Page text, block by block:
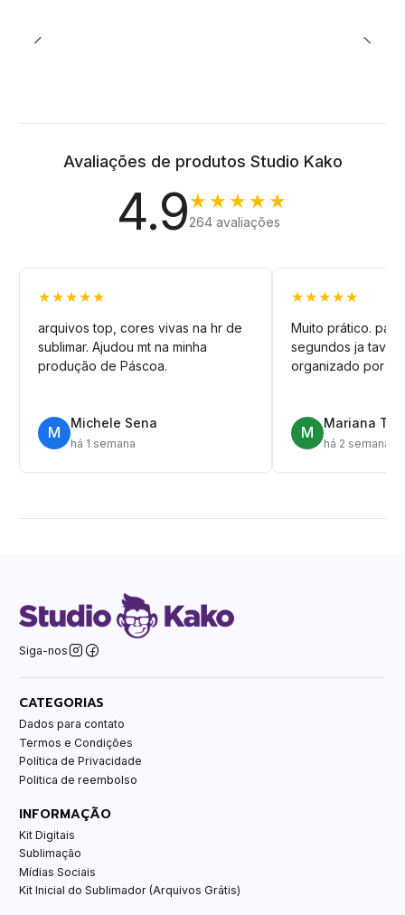
Avaliações de produtos Studio Kako
4.9★★★★★
264 avaliações
★★★★★
arquivos top, cores vivas na hr de
sublimar. Ajudou mt na minha
produção de Páscoa.
M
Michele Sena
há 1 semana
★★★★★
Muito prático.
segundos ja tava
organizado por
M
Mariana T.
há 2 semanas
Siga-nos
CATEGORIAS
Dados para contato
Termos e Condições
Política de Privacidade
Politica de reembolso
INFORMAÇÃO
Kit Digitais
Sublimação
Mídias Sociais
Kit Inicial do Sublimador (Arquivos Grátis)